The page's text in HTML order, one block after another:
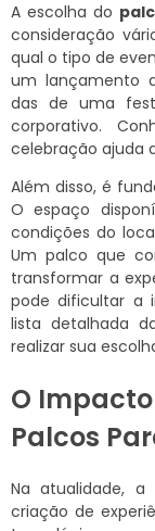
A escolha do
consideração
qual o tipo de
um lançamento
das de uma
corporativo.
celebração ajuda
Além disso, é
O espaço
condições do
Um palco que
transformar a
pode dificultar a
lista detalhada
realizar sua
O
Palcos
Na atualidade,
criação de